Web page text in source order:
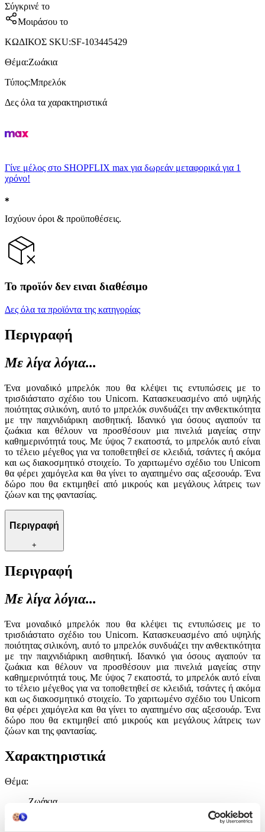
Σύγκρινέ το
Μοιράσου το
ΚΩΔΙΚΟΣ SKU:SF-103445429
Θέμα:Ζωάκια
Τύπος:Μπρελόκ
Δες όλα τα χαρακτηριστικά
Γίνε μέλος στο SHOPFLIX max για δωρεάν μεταφορικά για 1
χρόνο!
Ισχύουν όροι & προϋποθέσεις.
Το προϊόν δεν ειναι διαθέσιμο
Δες όλα τα προϊόντα της κατηγορίας
Περιγραφή
Με λίγα λόγια...
Ένα μοναδικό μπρελόκ που θα κλέψει τις εντυπώσεις με το
τρισδιάστατο σχέδιο του Unicorn. Κατασκευασμένο από υψηλής
ποιότητας σιλικόνη, αυτό το μπρελόκ συνδυάζει την ανθεκτικότητα
με την παιχνιδιάρικη αισθητική. Ιδανικό για όσους αγαπούν τα
ζωάκια και θέλουν να προσθέσουν μια πινελιά μαγείας στην
καθημερινότητά τους. Με ύψος 7 εκατοστά, το μπρελόκ αυτό είναι
το τέλειο μέγεθος για να τοποθετηθεί σε κλειδιά, τσάντες ή ακόμα
και ως διακοσμητικό στοιχείο. Το χαριτωμένο σχέδιο του Unicorn
θα φέρει χαμόγελα και θα γίνει το αγαπημένο σας αξεσουάρ. Ένα
δώρο που θα εκτιμηθεί από μικρούς και μεγάλους λάτρεις των
ζώων και της φαντασίας.
Περιγραφή
+
Περιγραφή
Με λίγα λόγια...
Ένα μοναδικό μπρελόκ που θα κλέψει τις εντυπώσεις με το
τρισδιάστατο σχέδιο του Unicorn. Κατασκευασμένο από υψηλής
ποιότητας σιλικόνη, αυτό το μπρελόκ συνδυάζει την ανθεκτικότητα
με την παιχνιδιάρικη αισθητική. Ιδανικό για όσους αγαπούν τα
ζωάκια και θέλουν να προσθέσουν μια πινελιά μαγείας στην
καθημερινότητά τους. Με ύψος 7 εκατοστά, το μπρελόκ αυτό είναι
το τέλειο μέγεθος για να τοποθετηθεί σε κλειδιά, τσάντες ή ακόμα
και ως διακοσμητικό στοιχείο. Το χαριτωμένο σχέδιο του Unicorn
θα φέρει χαμόγελα και θα γίνει το αγαπημένο σας αξεσουάρ. Ένα
δώρο που θα εκτιμηθεί από μικρούς και μεγάλους λάτρεις των
ζώων και της φαντασίας.
Χαρακτηριστικά
Θέμα:
Ζωάκια
Τύπος